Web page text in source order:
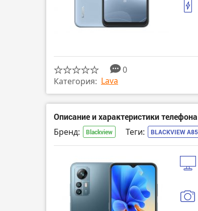
0
Категория: Lava
Описание и характеристики
Бренд: Blackview Теги: BLACKVIEW A85